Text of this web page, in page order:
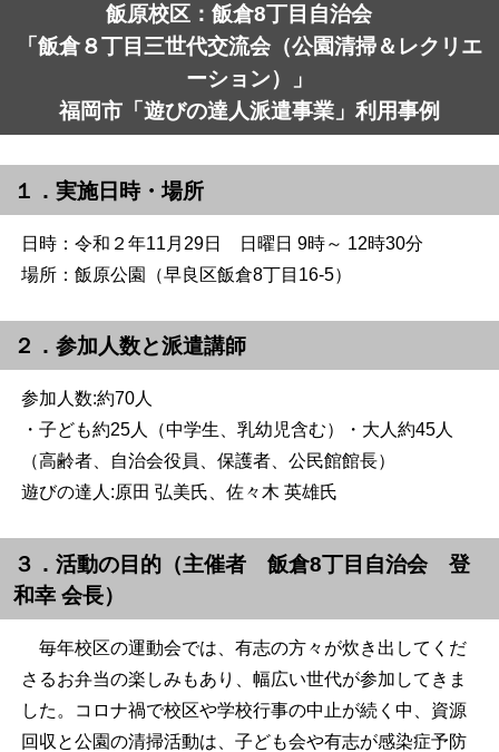
飯原校区：飯倉8丁目自治会
「飯倉８丁目三世代交流会（公園清掃＆レクリエ
ーション）」
福岡市「遊びの達人派遣事業」利用事例
１．実施日時・場所
日時：令和２年11月29日 日曜日 9時～ 12時30分
場所：飯原公園（早良区飯倉8丁目 16-5）
２．参加人数と派遣講師
参加人数:約70人
・子ども約25人（中学生、乳幼児含む）・大人約45人
（高齢者、自治会役員、保護者、公民館館長）
遊びの達人:原田 弘美氏、佐々木 英雄氏
３．活動の目的（主催者 飯倉8丁目自治会 登
和幸 会長）
毎年校区の運動会では、有志の方々が炊き出してくだ
さるお弁当の楽しみもあり、幅広い世代が参加してきま
した。コロナ禍で校区や学校行事の中止が続く中、資源
回収と公園の清掃活動は、子ども会や有志が感染症予防